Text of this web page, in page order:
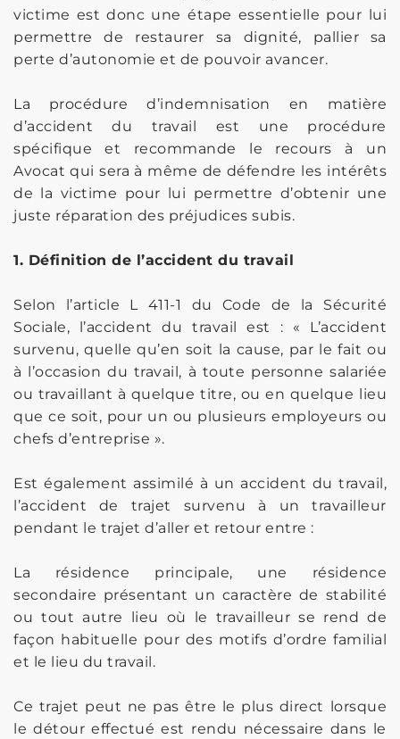
victime est donc une étape essentielle pour lui
permettre de restaurer sa dignité, pallier sa
perte d’autonomie et de pouvoir avancer.
La procédure d’indemnisation en matière
d’accident du travail est une procédure
spécifique et recommande le recours à un
Avocat qui sera à même de défendre les intérêts
de la victime pour lui permettre d’obtenir une
juste réparation des préjudices subis.
1. Définition de l’accident du travail
Selon l’article L 411-1 du Code de la Sécurité
Sociale, l’accident du travail est : « L’accident
survenu, quelle qu’en soit la cause, par le fait ou
à l’occasion du travail, à toute personne salariée
ou travaillant à quelque titre, ou en quelque lieu
que ce soit, pour un ou plusieurs employeurs ou
chefs d’entreprise ».
Est également assimilé à un accident du travail,
l’accident de trajet survenu à un travailleur
pendant le trajet d’aller et retour entre :
La résidence principale, une résidence
secondaire présentant un caractère de stabilité
ou tout autre lieu où le travailleur se rend de
façon habituelle pour des motifs d’ordre familial
et le lieu du travail.
Ce trajet peut ne pas être le plus direct lorsque
le détour effectué est rendu nécessaire dans le